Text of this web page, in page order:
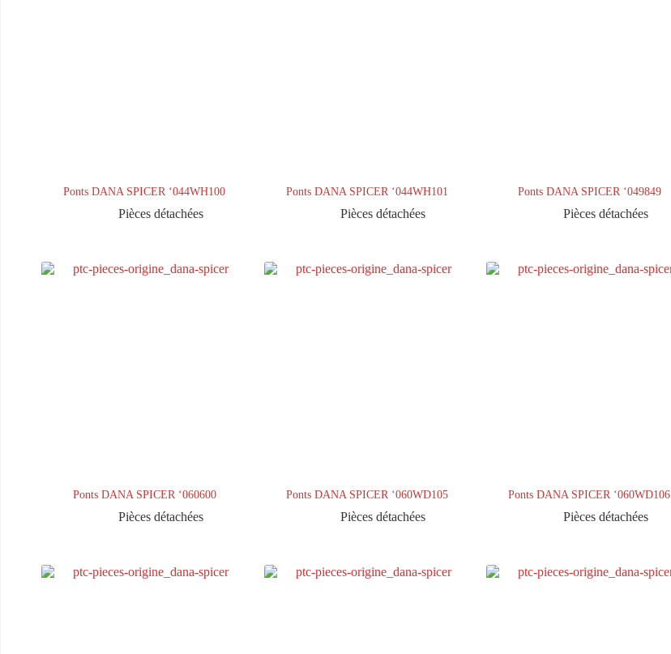
Ponts DANA SPICER ‘044WH100
Pièces détachées
Ponts DANA SPICER ‘044WH101
Pièces détachées
Ponts DANA SPICER ‘049849
Pièces détachées
Ponts DANA SPICER ‘060600
Pièces détachées
Ponts DANA SPICER ‘060WD105
Pièces détachées
Ponts DANA SPICER ‘060WD106
Pièces détachées